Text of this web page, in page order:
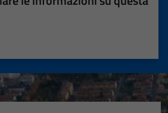
5 stelle su 5
su 5
su 5
5